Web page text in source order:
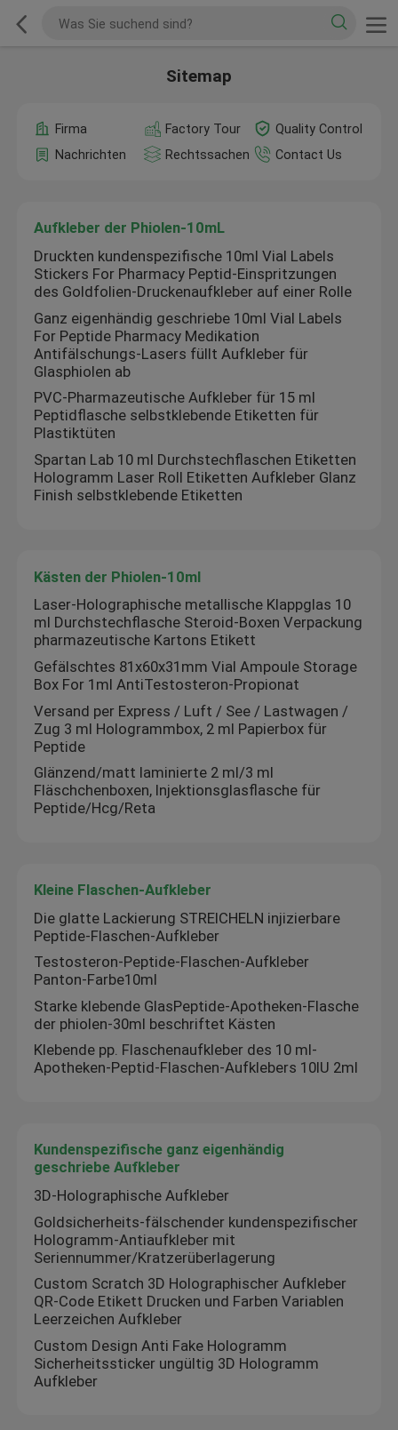
Sitemap
Firma Factory Tour
Quality Control
Nachrichten
Rechtssachen Contact Us
Aufkleber der Phiolen-10mL
Druckten kundenspezifische 10ml Vial Labels
Stickers For Pharmacy Peptid-Einspritzungen
des Goldfolien-Druckenaufkleber auf einer Rolle
Ganz eigenhändig geschriebe 10ml Vial Labels
For Peptide Pharmacy Medikation
Antifälschungs-Lasers füllt Aufkleber für
Glasphiolen ab
PVC-Pharmazeutische Aufkleber für 15 ml
Peptidflasche selbstklebende Etiketten für
Plastiktüten
Spartan Lab 10 ml Durchstechflaschen Etiketten
Hologramm Laser Roll Etiketten Aufkleber Glanz
Finish selbstklebende Etiketten
Kästen der Phiolen-10ml
Laser-Holographische metallische Klappglas 10
ml Durchstechflasche Steroid-Boxen Verpackung
pharmazeutische Kartons Etikett
Gefälschtes 81x60x31mm Vial Ampoule Storage
Box For 1ml AntiTestosteron-Propionat
Versand per Express / Luft / See / Lastwagen /
Zug 3 ml Hologrammbox, 2 ml Papierbox für
Peptide
Glänzend/matt laminierte 2 ml/3 ml
Fläschchenboxen, Injektionsglasflasche für
Peptide/Hcg/Reta
Kleine Flaschen-Aufkleber
Die glatte Lackierung STREICHELN injizierbare
Peptide-Flaschen-Aufkleber
Testosteron-Peptide-Flaschen-Aufkleber
Panton-Farbe10ml
Starke klebende GlasPeptide-Apotheken-Flasche
der phiolen-30ml beschriftet Kästen
Klebende pp. Flaschenaufkleber des 10 ml-
Apotheken-Peptid-Flaschen-Aufklebers 10IU 2ml
Kundenspezifische ganz eigenhändig
geschriebe Aufkleber
3D-Holographische Aufkleber
Goldsicherheits-fälschender kundenspezifischer
Hologramm-Antiaufkleber mit
Seriennummer/Kratzerüberlagerung
Custom Scratch 3D Holographischer Aufkleber
QR-Code Etikett Drucken und Farben Variablen
Leerzeichen Aufkleber
Custom Design Anti Fake Hologramm
Sicherheitssticker ungültig 3D Hologramm
Aufkleber